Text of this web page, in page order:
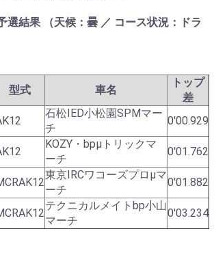
結果 （天候：曇 ／ コース状況：ドラ
型式 車名
トップ
差
石松IED小松園SPMマー
チ
0'00.929
KOZY・bpμトリックマ
ーチ
0'01.762
東京IRCワコーズプロμマ
ーチ
0'01.882
テクニカルメイトbp小山
マーチ
0'03.234